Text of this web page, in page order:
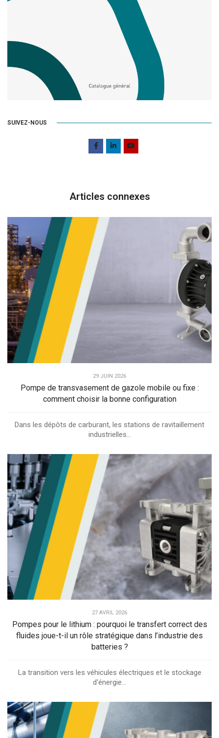
SUIVEZ-NOUS
Articles connexes
29 JUIN 2026
Pompe de transvasement de gazole mobile ou fixe :
comment choisir la bonne configuration
Dans les dépôts de carburant, les stations de ravitaillement
industrielles...
27 AVRIL 2026
Pompes pour le lithium : pourquoi le transfert correct des
fluides joue-t-il un rôle stratégique dans l’industrie des
batteries ?
La transition vers les véhicules électriques et le stockage
d'énergie...